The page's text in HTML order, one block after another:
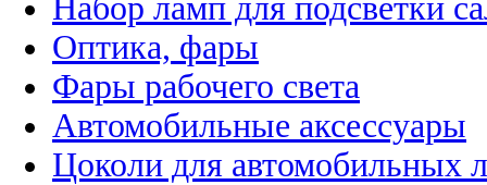
Набор ламп для подсветки
Оптика, фары
Фары рабочего света
Автомобильные аксессуары
Цоколи для автомобильных